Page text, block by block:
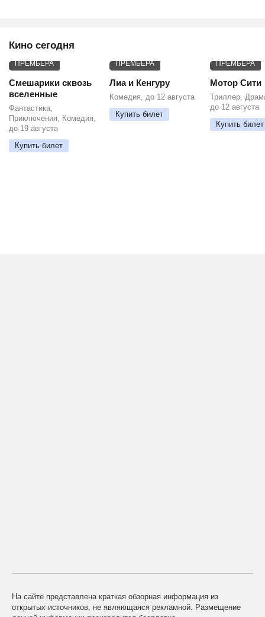
Кино сегодня
ПРЕМЬЕРА
Смешарики сквозь
вселенные
Фантастика,
Приключения, Комедия,
до 19 августа
Купить билет
ПРЕМЬЕРА
Лиа и Кенгуру
Комедия, до 12 августа
Купить билет
ПРЕМЬЕРА
Мотор Сити
Триллер,
до 12 августа
Купить билет
На сайте представлена краткая обзорная информация из
открытых источников, не являющаяся рекламной. Размещение